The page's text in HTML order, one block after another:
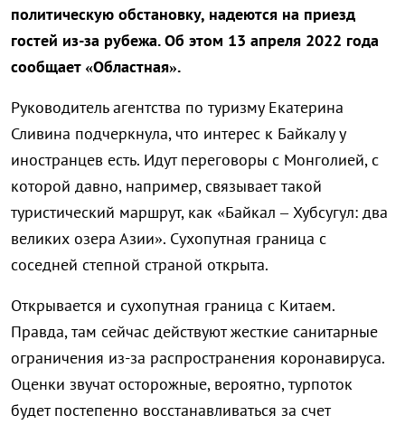
политическую обстановку, надеются на приезд
гостей из-за рубежа. Об этом 13 апреля 2022 года
сообщает «Областная».
Руководитель агентства по туризму Екатерина
Сливина подчеркнула, что интерес к Байкалу у
иностранцев есть. Идут переговоры с Монголией, с
которой давно, например, связывает такой
туристический маршрут, как «Байкал – Хубсугул: два
великих озера Азии». Сухопутная граница с
соседней степной страной открыта.
Открывается и сухопутная граница с Китаем.
Правда, там сейчас действуют жесткие санитарные
ограничения из-за распространения коронавируса.
Оценки звучат осторожные, вероятно, турпоток
будет постепенно восстанавливаться за счет